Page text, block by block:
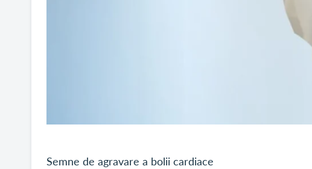
Semne de agravare a bolii cardiace